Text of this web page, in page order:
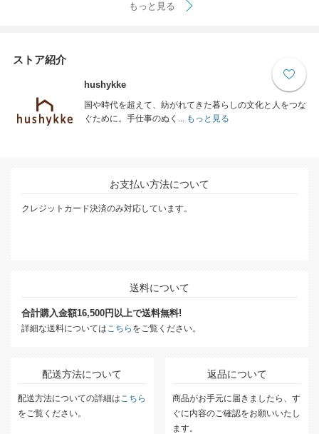
もっと見る
ストア紹介
hushykke
国や時代を超えて、紡がれてきた暮らしの文化と人をつな
ぐために。手仕事のぬく...もっと見る
お支払い方法について
クレジットカード決済のみ対応しています。
送料について
合計購入金額16,500円以上で送料無料!
詳細な送料についてはこちら をご覧ください。
配送方法について
配送方法についての詳細はこちら
をご覧ください。
返品について
商品がお手元に届きましたら、す
ぐに内容のご確認をお願いいたし
ます。